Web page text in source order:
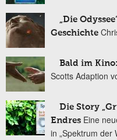
„Die
Geschichte
Bald im Kino:
Scotts Adaption
Die Story
Endres Eine
in „Spektrum der